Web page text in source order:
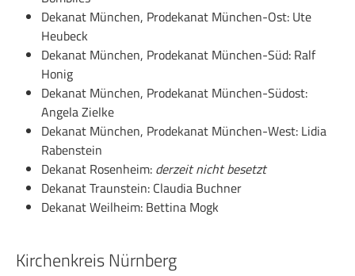
Dekanat München, Prodekanat München-Ost: Ute
Heubeck
Dekanat München, Prodekanat München-Süd: Ralf
Honig
Dekanat München, Prodekanat München-Südost:
Angela Zielke
Dekanat München, Prodekanat München-West: Lidia
Rabenstein
Dekanat Rosenheim: derzeit nicht besetzt
Dekanat Traunstein: Claudia Buchner
Dekanat Weilheim: Bettina Mogk
Kirchenkreis Nürnberg